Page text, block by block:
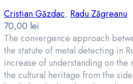
Cristian Găzdac, Radu Zăgreanu
70,00 lei
The convergence approach
the statute of metal detecting in
increase of understanding on
the cultural heritage from the